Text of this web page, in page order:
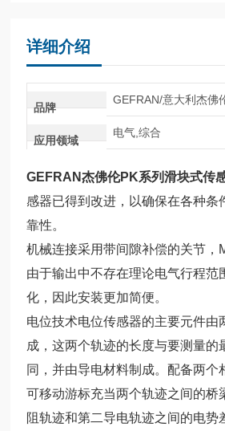
详细介绍
品牌
GEFRAN/意大利杰佛
应用领域
电气,综合
GEFRAN杰佛伦PK系列滑块式传
感器已得到改进，以确保在各种条
靠性。
机械连接采用带间隙补偿的关节，
由于输出中不存在理论电气行程范
化，因此安装更加简便。
电位技术电位传感器的主要元件由
成，这两个轨迹的长度与要测量的
同，并由导电材料制成。配备两个
可移动游标充当两个轨迹之间的桥
阻轨迹和第二导电轨迹之间的电势